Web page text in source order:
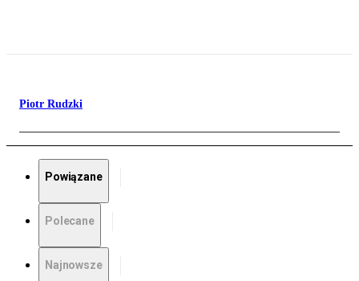
Piotr Rudzki
Powiązane
Polecane
Najnowsze